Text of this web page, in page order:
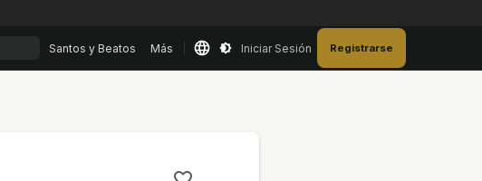
Santos y Beatos Más Iniciar Sesión Registrarse